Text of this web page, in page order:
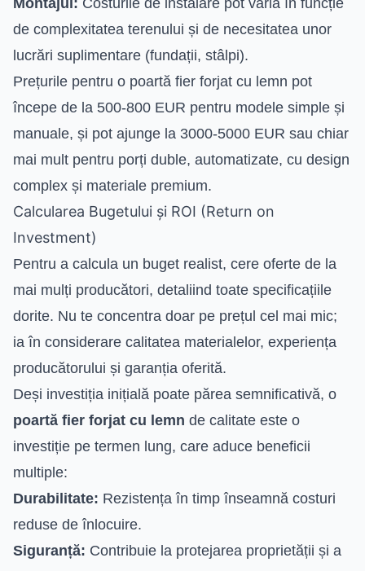
Montajul: Costurile de instalare pot varia în funcție
de complexitatea terenului și de necesitatea unor
lucrări suplimentare (fundații, stâlpi).
Prețurile pentru o poartă fier forjat cu lemn pot
începe de la 500-800 EUR pentru modele simple și
manuale, și pot ajunge la 3000-5000 EUR sau chiar
mai mult pentru porți duble, automatizate, cu design
complex și materiale premium.
Calcularea Bugetului și ROI (Return on
Investment)
Pentru a calcula un buget realist, cere oferte de la
mai mulți producători, detaliind toate specificațiile
dorite. Nu te concentra doar pe prețul cel mai mic;
ia în considerare calitatea materialelor, experiența
producătorului și garanția oferită.
Deși investiția inițială poate părea semnificativă, o
poartă fier forjat cu lemn de calitate este o
investiție pe termen lung, care aduce beneficii
multiple:
Durabilitate: Rezistența în timp înseamnă costuri
reduse de înlocuire.
Siguranță: Contribuie la protejarea proprietății și a